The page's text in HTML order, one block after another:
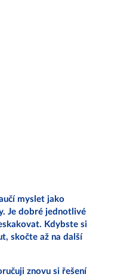
myslet jako
Je dobré jednotlivé
Kdybste si
skočte až na další
znovu si řešení